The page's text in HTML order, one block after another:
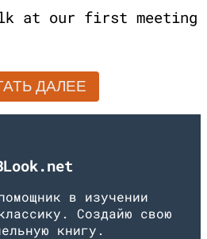
at our first meeting
ДАЛЕЕ
в изучении
Создайю свою
книгу.